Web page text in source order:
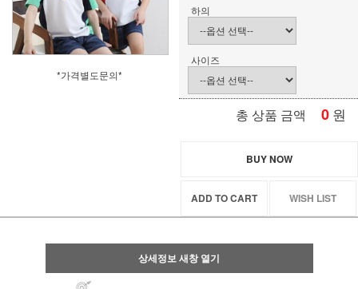
*가격별도문의*
하의
사이즈
총 상품 금액 0 원
BUY NOW
ADD TO CART WISH LIST
상세정보 새창 열기